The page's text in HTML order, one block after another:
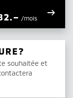
/mois
souhaitée et